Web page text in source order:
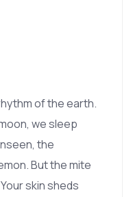
of the earth.
we sleep
the
But the mite
skin sheds